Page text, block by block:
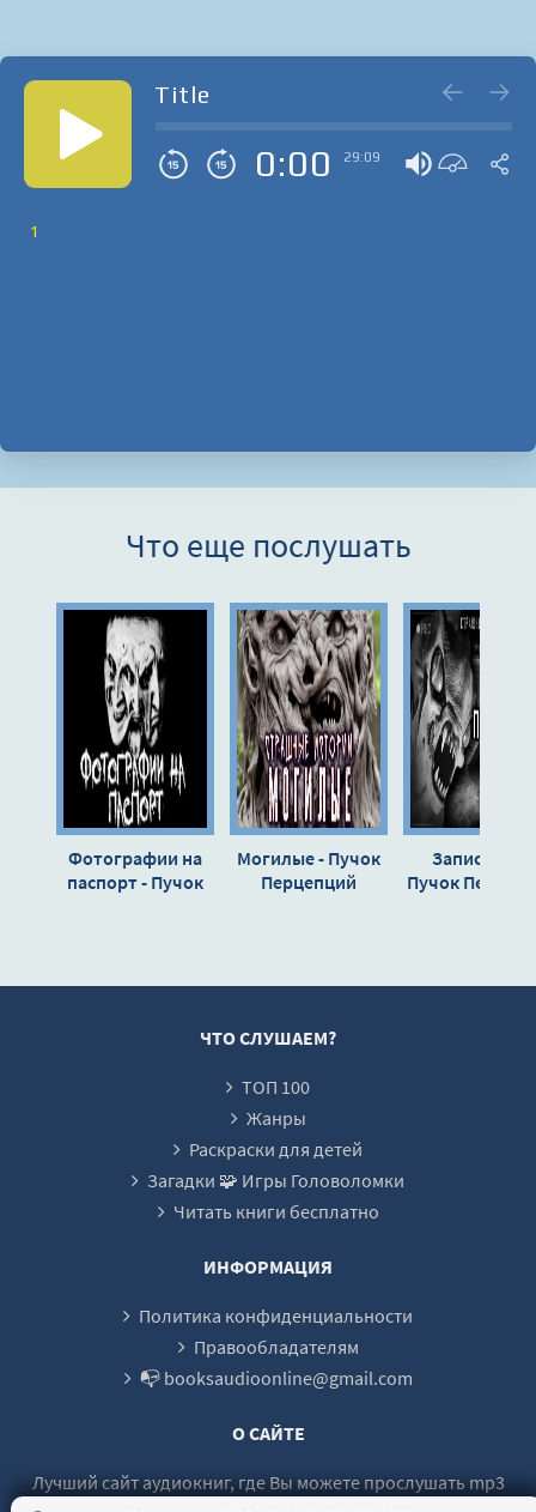
Title
0:00 29:09
1
Что еще послушать
Фотографии на
паспорт - Пучок
Могилые - Пучок
Перцепций
Записочки -
Пучок
ЧТО СЛУШАЕМ?
ТОП 100
Жанры
Раскраски для детей
Загадки 🧩 Игры Головоломки
Читать книги бесплатно
ИНФОРМАЦИЯ
Политика конфиденциальности
Правообладателям
📭 booksaudioonline@gmail.com
О САЙТЕ
Лучший сайт аудиокниг, где Вы можете прослушать mp3